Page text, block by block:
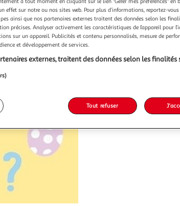
effet sur notre ou nos sites web. Pour plus d’informations, reportez-
ainsi que nos partenaires externes traitent des données selon les
précises. Analyser activement les caractéristiques de l’appareil pour
sur un appareil. Publicités et contenu personnalisés, mesure de
et développement de services.
externes, traitent des données selon les finalités
Tout refuser